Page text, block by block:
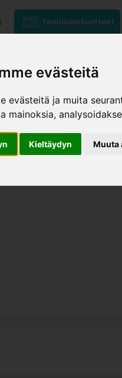
evästeitä
evästeitä ja muita
mainoksia,
Kieltäydyn Muuta
Teollisuustuotteet
kiskot Vetimet